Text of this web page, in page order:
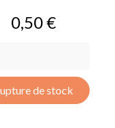
Prix
0,50 €
de stock